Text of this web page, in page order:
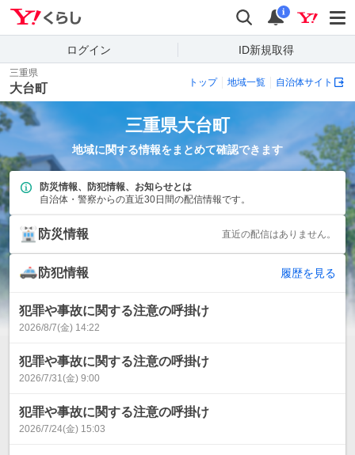
検索 通知
i
ログイン ID新規取得
三重県
大台町 トップ 地域一覧 自治体サイト
三重県大台町
地域に関する情報をまとめて確認できます
防災情報、防犯情報、お知らせとは
自治体・警察からの直近30日間の配信情報です。
防災情報 直近の配信はありません。
防犯情報 履歴を見る
犯罪や事故に関する注意の呼掛け
2026/8/7(金) 14:22
犯罪や事故に関する注意の呼掛け
2026/7/31(金) 9:00
犯罪や事故に関する注意の呼掛け
2026/7/24(金) 15:03